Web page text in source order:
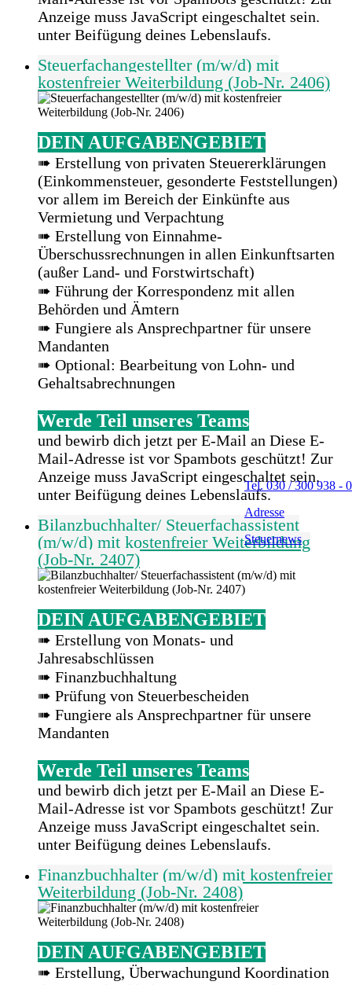
Anzeige muss JavaScript eingeschaltet sein.
unter Beifügung deines Lebenslaufs.
Steuerfachangestellter (m/w/d) mit
kostenfreier Weiterbildung (Job-Nr. 2406)
DEIN AUFGABENGEBIET
➠ Erstellung von privaten Steuererklärungen
(Einkommensteuer, gesonderte Feststellungen)
vor allem im Bereich der Einkünfte aus
Vermietung und Verpachtung
➠ Erstellung von Einnahme-
Überschussrechnungen in allen Einkunftsarten
(außer Land- und Forstwirtschaft)
➠ Führung der Korrespondenz mit allen
Behörden und Ämtern
➠ Fungiere als Ansprechpartner für unsere
Mandanten
➠ Optional: Bearbeitung von Lohn- und
Gehaltsabrechnungen
Werde Teil unseres Teams
und bewirb dich jetzt per E-Mail an Diese E-
Mail-Adresse ist vor Spambots geschützt! Zur
Anzeige muss JavaScript eingeschaltet sein.
unter Beifügung deines Lebenslaufs.
Bilanzbuchhalter/ Steuerfachassistent
(m/w/d) mit kostenfreier Weiterbildung
(Job-Nr. 2407)
DEIN AUFGABENGEBIET
➠ Erstellung von Monats- und
Jahresabschlüssen
➠ Finanzbuchhaltung
➠ Prüfung von Steuerbescheiden
➠ Fungiere als Ansprechpartner für unsere
Mandanten
Werde Teil unseres Teams
und bewirb dich jetzt per E-Mail an Diese E-
Mail-Adresse ist vor Spambots geschützt! Zur
Anzeige muss JavaScript eingeschaltet sein.
unter Beifügung deines Lebenslaufs.
Finanzbuchhalter (m/w/d) mit kostenfreier
Weiterbildung (Job-Nr. 2408)
DEIN AUFGABENGEBIET
➠ Erstellung, Überwachungund Koordination
Tel. 030 / 300 938 - 0
Adresse
Steuernews